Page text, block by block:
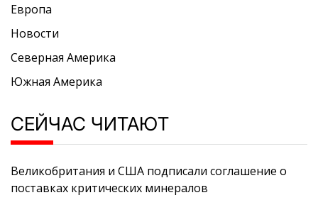
Европа
Новости
Северная Америка
Южная Америка
СЕЙЧАС ЧИТАЮТ
Великобритания и США подписали соглашение о
поставках критических минералов